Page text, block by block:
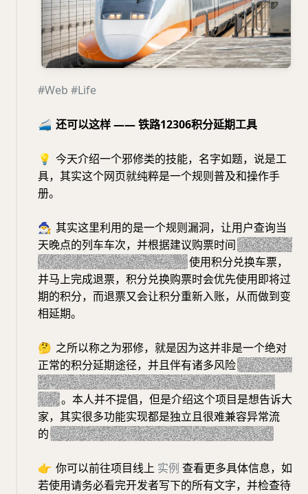
#Web #Life
🚄 还可以这样 —— 铁路12306积分延期工具
💡 今天介绍一个邪修类的技能，名字如题，说是工
具，其实这个网页就纯粹是一个规则普及和操作手
册。
🧙‍♂️ 其实这里利用的是一个规则漏洞，让用户查询当
天晚点的列车车次，并根据建议购票时间（需要让发
车时间大于当前时间 30 分钟）使用积分兑换车票，
并马上完成退票，积分兑换购票时会优先使用即将过
期的积分，而退票又会让积分重新入账，从而做到变
相延期。
🤔 之所以称之为邪修，就是因为这并非是一个绝对
正常的积分延期途径，并且伴有诸多风险（例如：一
天只能退票3次，还要考虑到我可能会退其他车票
等）。本人并不提倡，但是介绍这个项目是想告诉大
家，其实很多功能实现都是独立且很难兼容异常流
的，以及 12306 的积分使用手动开通才能积的。
👉 你可以前往项目线上 实例 查看更多具体信息，如
若使用请务必看完开发者写下的所有文字，并检查待